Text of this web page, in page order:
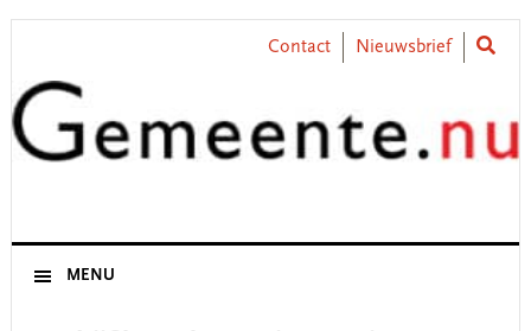
Skip
primary
navigation
Skip
content
Skip
primary
sidebar
Skip
footer
Contact Nieuwsbrief
MENU